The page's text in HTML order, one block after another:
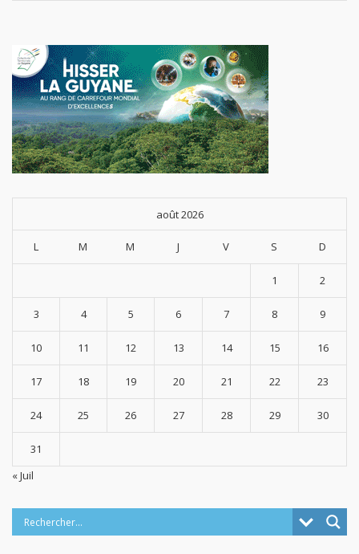
août 2026
L M M J V S D
1 2
3 4 5 6 7 8 9
10 11 12 13 14 15 16
17 18 19 20 21 22 23
24 25 26 27 28 29 30
31
« Juil